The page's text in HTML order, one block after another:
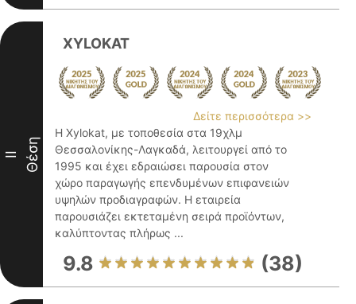
II Θέση
XYLOKAT
Δείτε περισσότερα >>
Η Xylokat, με τοποθεσία στα 19χλμ
Θεσσαλονίκης-Λαγκαδά, λειτουργεί από το
1995 και έχει εδραιώσει παρουσία στον
χώρο παραγωγής επενδυμένων επιφανειών
υψηλών προδιαγραφών. Η εταιρεία
παρουσιάζει εκτεταμένη σειρά προϊόντων,
καλύπτοντας πλήρως ...
9.8 (38)